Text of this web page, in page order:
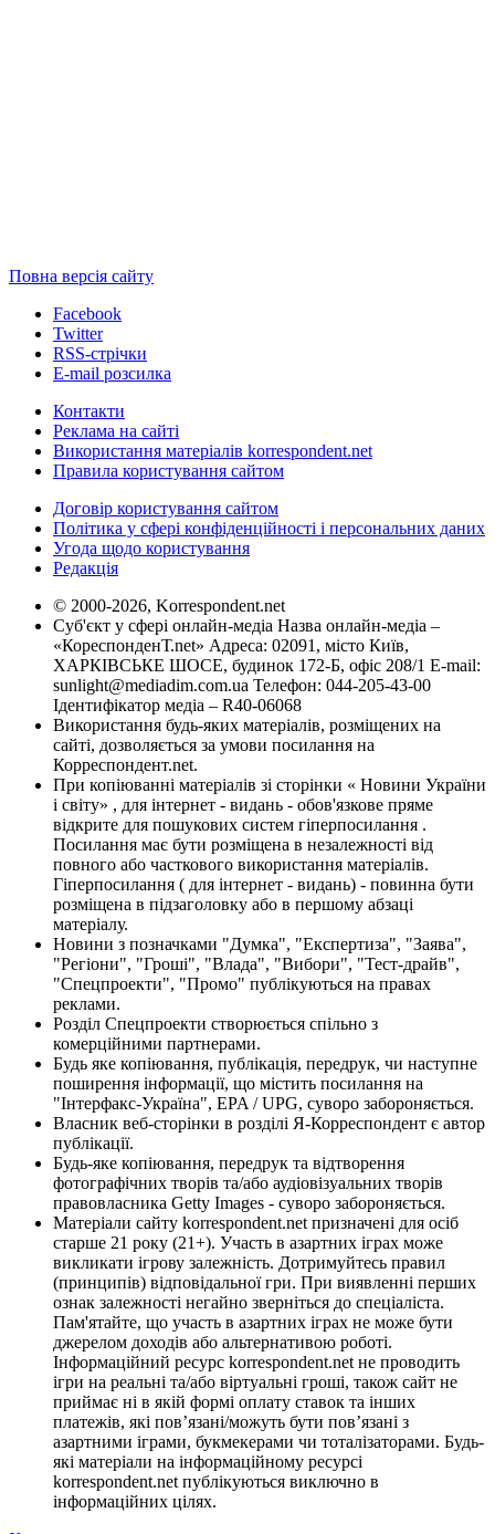
Повна версія сайту
Facebook
Twitter
RSS-стрічки
E-mail розсилка
Контакти
Реклама на сайті
Використання матеріалів korrespondent.net
Правила користування сайтом
Договір користування сайтом
Політика у сфері конфіденційності і персональних даних
Угода щодо користування
Редакція
© 2000-2026, Korrespondent.net
Суб'єкт у сфері онлайн-медіа Назва онлайн-медіа –
«КореспонденТ.net» Адреса: 02091, місто Київ,
ХАРКІВСЬКЕ ШОСЕ, будинок 172-Б, офіс 208/1 E-mail:
sunlight@mediadim.com.ua Телефон: 044-205-43-00
Ідентифікатор медіа – R40-06068
Використання будь-яких матеріалів, розміщених на
сайті, дозволяється за умови посилання на
Корреспондент.net.
При копіюванні матеріалів зі сторінки « Новини України
і світу» , для інтернет - видань - обов'язкове пряме
відкрите для пошукових систем гіперпосилання .
Посилання має бути розміщена в незалежності від
повного або часткового використання матеріалів.
Гіперпосилання ( для інтернет - видань) - повинна бути
розміщена в підзаголовку або в першому абзаці
матеріалу.
Новини з позначками "Думка", "Експертиза", "Заява",
"Регіони", "Гроші", "Влада", "Вибори", "Тест-драйв",
"Спецпроекти", "Промо" публікуються на правах
реклами.
Розділ Спецпроекти створюється спільно з
комерційними партнерами.
Будь яке копіювання, публікація, передрук, чи наступне
поширення інформації, що містить посилання на
"Інтерфакс-Україна", EPA / UPG, суворо забороняється.
Власник веб-сторінки в розділі Я-Корреспондент є автор
публікації.
Будь-яке копіювання, передрук та відтворення
фотографічних творів та/або аудіовізуальних творів
правовласника Getty Images - суворо забороняється.
Матеріали сайту korrespondent.net призначені для осіб
старше 21 року (21+). Участь в азартних іграх може
викликати ігрову залежність. Дотримуйтесь правил
(принципів) відповідальної гри. При виявленні перших
ознак залежності негайно зверніться до спеціаліста.
Пам'ятайте, що участь в азартних іграх не може бути
джерелом доходів або альтернативою роботі.
Інформаційний ресурс korrespondent.net не проводить
ігри на реальні та/або віртуальні гроші, також сайт не
приймає ні в якій формі оплату ставок та інших
платежів, які пов’язані/можуть бути пов’язані з
азартними іграми, букмекерами чи тоталізаторами. Будь-
які матеріали на інформаційному ресурсі
korrespondent.net публікуються виключно в
інформаційних цілях.